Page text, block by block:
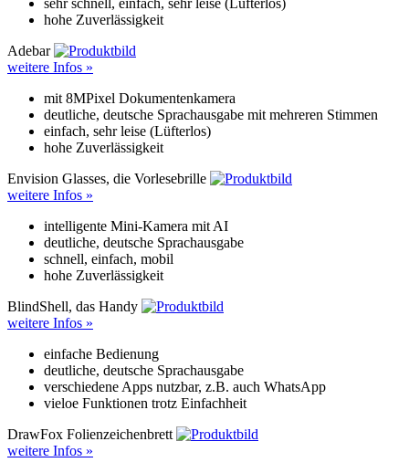
sehr schnell, einfach, sehr leise (Lüfterlos)
hohe Zuverlässigkeit
Adebar
weitere Infos »
mit 8MPixel Dokumentenkamera
deutliche, deutsche Sprachausgabe mit mehreren Stimmen
einfach, sehr leise (Lüfterlos)
hohe Zuverlässigkeit
Envision Glasses, die Vorlesebrille
weitere Infos »
intelligente Mini-Kamera mit AI
deutliche, deutsche Sprachausgabe
schnell, einfach, mobil
hohe Zuverlässigkeit
BlindShell, das Handy
weitere Infos »
einfache Bedienung
deutliche, deutsche Sprachausgabe
verschiedene Apps nutzbar, z.B. auch WhatsApp
vieloe Funktionen trotz Einfachheit
DrawFox Folienzeichenbrett
weitere Infos »